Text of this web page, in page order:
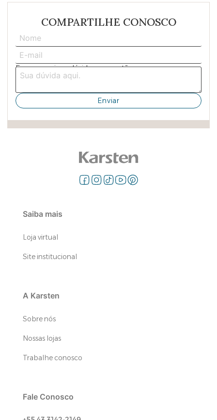
Saiba mais
Loja virtual
Site institucional
A Karsten
Sobre nós
Nossas lojas
Trabalhe conosco
Fale Conosco
COMPARTILHE CONOSCO
Escreva aqui sua dúvida ou sugestão: